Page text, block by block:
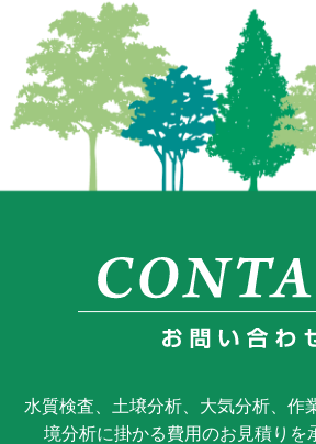
水質検査、土壌分析、大気分析、作
境分析に掛かる費用のお見積りを